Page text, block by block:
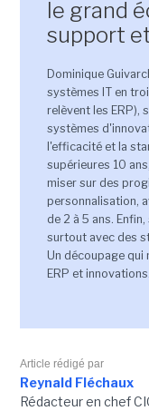
le grand
support
Dominique
systèmes IT en
relèvent les ERP),
systèmes
l'efficacité et la
supérieures 10
miser sur des
personnalisation,
de 2 à 5 ans.
surtout avec des
Un découpage qui
ERP et
Article rédigé par
Reynald Fléchaux
Rédacteur en chef